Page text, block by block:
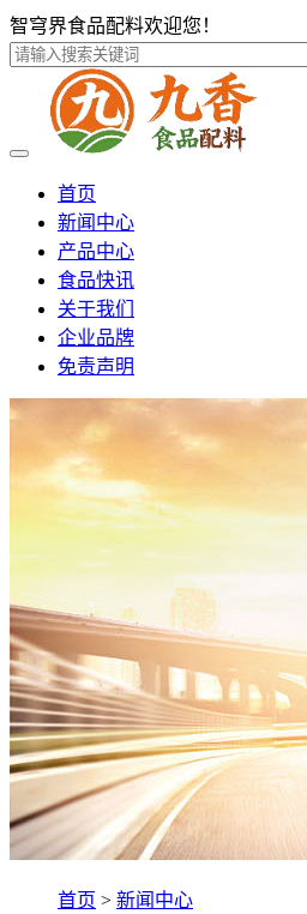
智穹界食品配料欢迎您！
首页
新闻中心
产品中心
食品快讯
关于我们
企业品牌
免责声明
首页 > 新闻中心